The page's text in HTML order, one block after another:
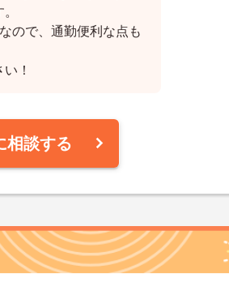
ので、通勤便利な点も
！
相談する